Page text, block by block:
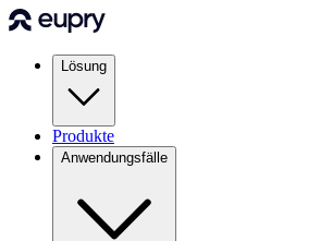
Lösung
Produkte
Anwendungsfälle